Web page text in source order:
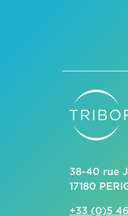
38-40 rue
17180
+33 (0)5